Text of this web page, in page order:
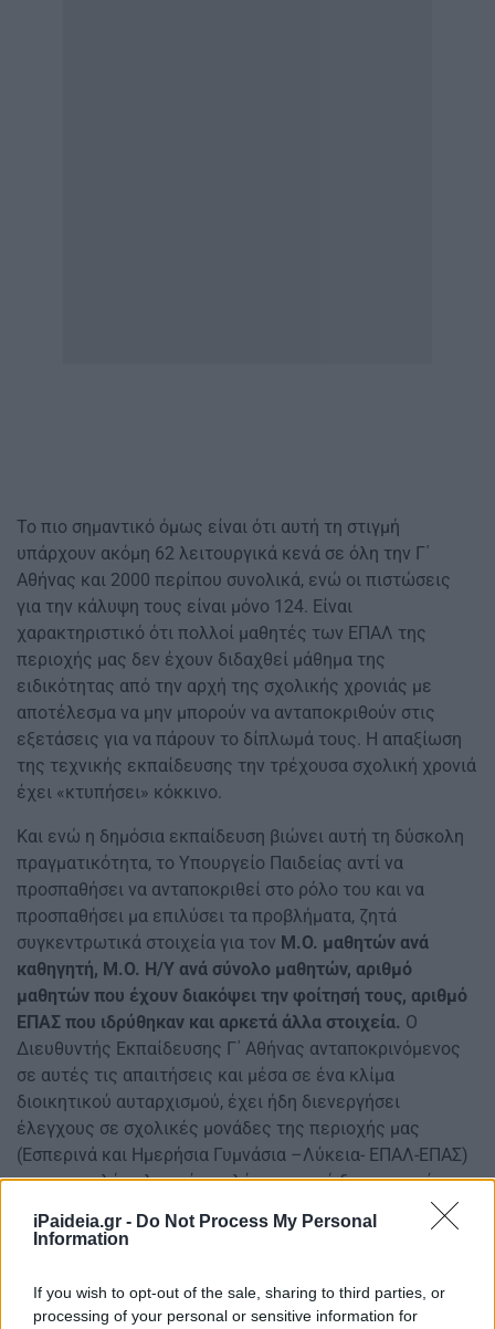
iPaideia.gr - Do Not Process My Personal
Information
If you wish to opt-out of the sale, sharing to third parties, or
processing of your personal or sensitive information for
Το πιο σημαντικό όμως είναι ότι αυτή τη στιγμή
υπάρχουν ακόμη 62 λειτουργικά κενά σε όλη την Γ΄
Αθήνας και 2000 περίπου συνολικά, ενώ οι πιστώσεις
για την κάλυψη τους είναι μόνο 124. Είναι
χαρακτηριστικό ότι πολλοί μαθητές των ΕΠΑΛ της
περιοχής μας δεν έχουν διδαχθεί μάθημα της
ειδικότητας από την αρχή της σχολικής χρονιάς με
αποτέλεσμα να μην μπορούν να ανταποκριθούν στις
εξετάσεις για να πάρουν το δίπλωμά τους. Η απαξίωση
της τεχνικής εκπαίδευσης την τρέχουσα σχολική χρονιά
έχει «κτυπήσει» κόκκινο.
Και ενώ η δημόσια εκπαίδευση βιώνει αυτή τη δύσκολη
πραγματικότητα, το Υπουργείο Παιδείας αντί να
προσπαθήσει να ανταποκριθεί στο ρόλο του και να
προσπαθήσει μα επιλύσει τα προβλήματα, ζητά
συγκεντρωτικά στοιχεία για τον Μ.Ο. μαθητών ανά
καθηγητή, Μ.Ο. Η/Υ ανά σύνολο μαθητών, αριθμό
μαθητών που έχουν διακόψει την φοίτησή τους, αριθμό
ΕΠΑΣ που ιδρύθηκαν και αρκετά άλλα στοιχεία. Ο
Διευθυντής Εκπαίδευσης Γ΄ Αθήνας ανταποκρινόμενος
σε αυτές τις απαιτήσεις και μέσα σε ένα κλίμα
διοικητικού αυταρχισμού, έχει ήδη διενεργήσει
έλεγχους σε σχολικές μονάδες της περιοχής μας
(Εσπερινά και Ημερήσια Γυμνάσια –Λύκεια- ΕΠΑΛ-ΕΠΑΣ)
με αποστολή «κλιμακίων ελέγχου» από διοικητικούς
επεκταθούν και στις υπόλοιπες σχολικές μονάδες της
είναι προφανής: η σύμπτυξη ή η κατάργηση τμημάτων για
την εξοικονόμηση καθηγητών ώστε να καλύψουν τα